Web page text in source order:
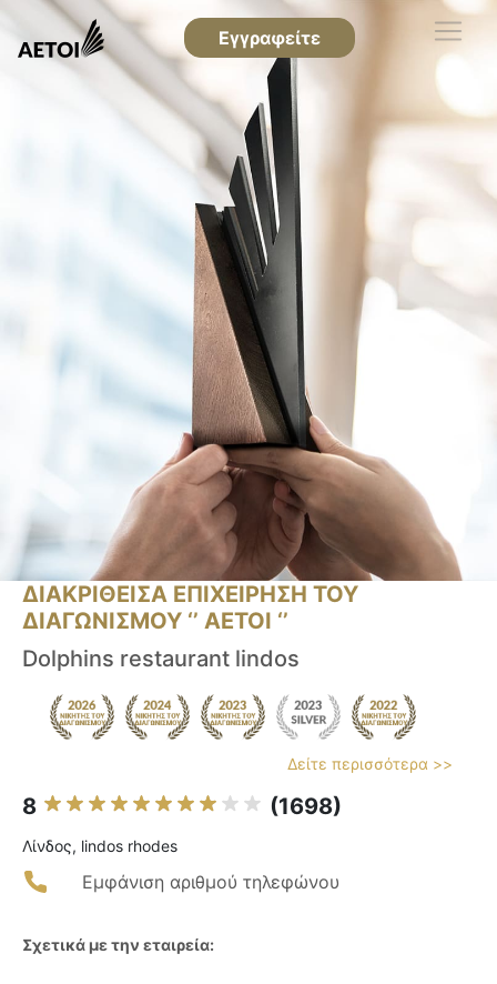
Εγγραφείτε
ΔΙΑΚΡΙΘΕΙΣΑ ΕΠΙΧΕΙΡΗΣΗ ΤΟΥ
ΔΙΑΓΩΝΙΣΜΟΥ ‘’ ΑΕΤΟΙ ‘’
Dolphins restaurant lindos
Δείτε περισσότερα >>
8 (1698)
Λίνδος, lindos rhodes
Εμφάνιση αριθμού τηλεφώνου
Σχετικά με την εταιρεία: